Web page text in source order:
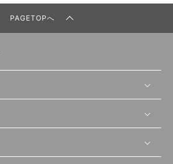
PAGETOPへ